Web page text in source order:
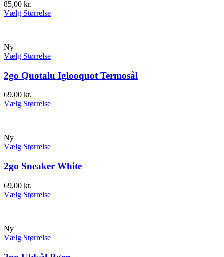
85,00 kr.
Vælg Størrelse
Ny
Vælg Størrelse
2go Quotalu Iglooquot Termosål
69,00 kr.
Vælg Størrelse
Ny
Vælg Størrelse
2go Sneaker White
69,00 kr.
Vælg Størrelse
Ny
Vælg Størrelse